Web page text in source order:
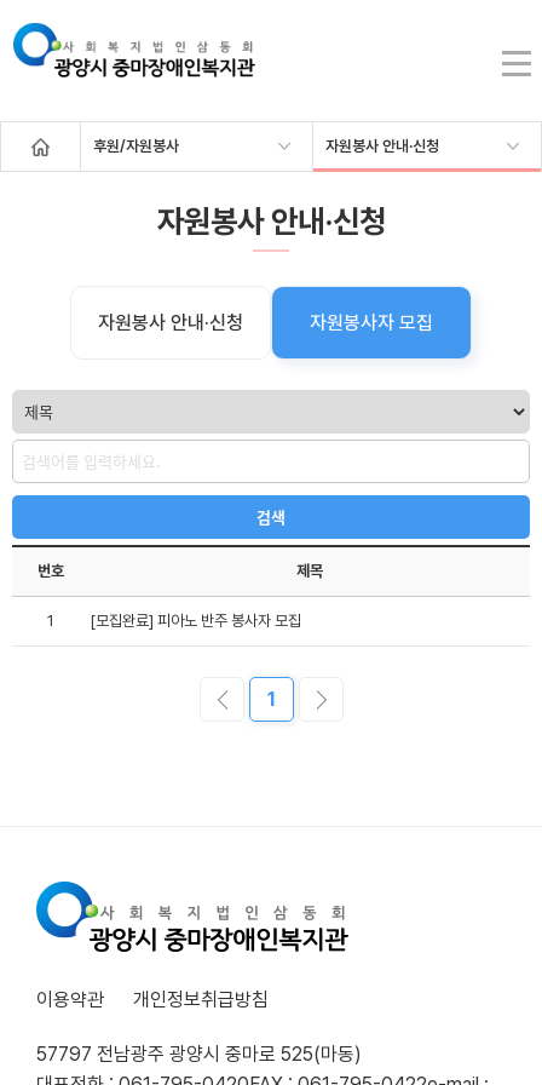
후원/자원봉사 자원봉사 안내·신청
자원봉사 안내·신청
자원봉사 안내·신청 자원봉사자 모집
번호 제목
1 [모집완료] 피아노 반주 봉사자 모집
1
이용약관 개인정보취급방침
57797 전남광주 광양시 중마로 525(마동)